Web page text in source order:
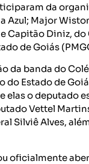
da
Major
Capitão Diniz,
de Goiás
da banda do
do Estado de
o deputado
Vettel
Silviê Alves,
oficialmente